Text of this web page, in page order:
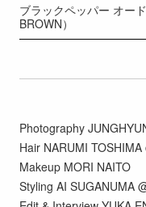
ブラックペッパー オー
BROWN）
Photography
Hair NARUMI
Makeup MORI NAITO
Styling AI SUGANUMA